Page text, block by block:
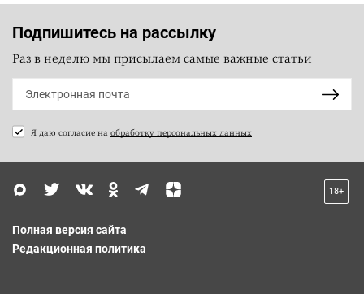
Подпишитесь на рассылку
Раз в неделю мы присылаем самые важные статьи
Я даю согласие на обработку персональных данных
18+
Полная версия сайта
Редакционная политика